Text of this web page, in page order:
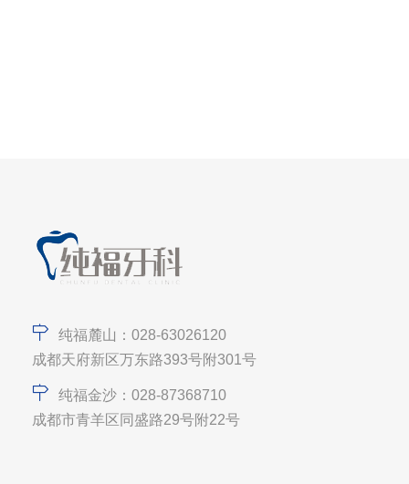
纯福麓山：028-63026120
成都天府新区万东路393号附301号
纯福金沙：028-87368710
成都市青羊区同盛路29号附22号